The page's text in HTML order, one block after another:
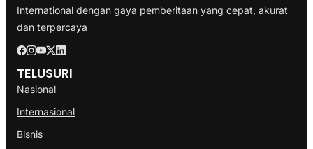
International dengan gaya pemberitaan yang cepat, akurat
dan terpercaya
TELUSURI
Nasional
Internasional
Bisnis